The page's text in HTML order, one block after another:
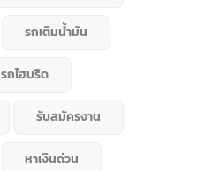
รถเติมน้ำมัน
รถไฮบริด
รับสมัครงาน
หาเงินด่วน